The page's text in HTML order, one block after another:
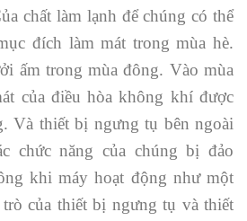
chất làm lạnh để chúng có thể
đích làm mát trong mùa hè.
ấm trong mùa đông. Vào mùa
của điều hòa không khí được
Và thiết bị ngưng tụ bên ngoài
chức năng của chúng bị đảo
khi máy hoạt động như một
của thiết bị ngưng tụ và thiết